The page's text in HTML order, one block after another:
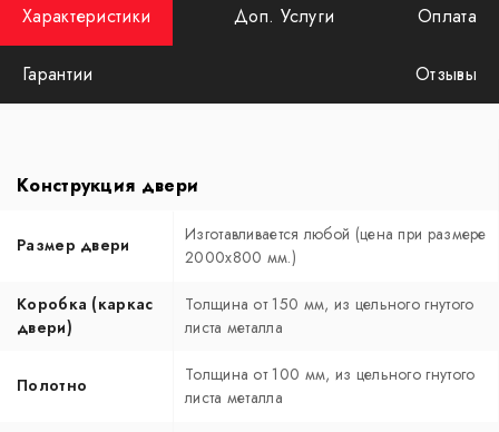
Характеристики Доп. Услуги Оплата
Гарантии Отзывы
Конструкция двери
Размер двери
Изготавливается любой (цена при размере
2000x800 мм.)
Коробка (каркас
двери)
Толщина от 150 мм, из цельного гнутого
листа металла
Полотно
Толщина от 100 мм, из цельного гнутого
листа металла